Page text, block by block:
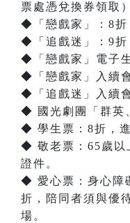
票處憑兌換券領取）
◆「戀戲家」：8折
◆「追戲迷」：9折
◆「戀戲家」電子
◆「戀戲家」入續
◆「追戲迷」入續
◆ 國光劇團「群英
◆ 學生票：8折，
◆ 敬老票：65歲以
證件。
◆ 愛心票：身心障
折，陪同者須與優
場。